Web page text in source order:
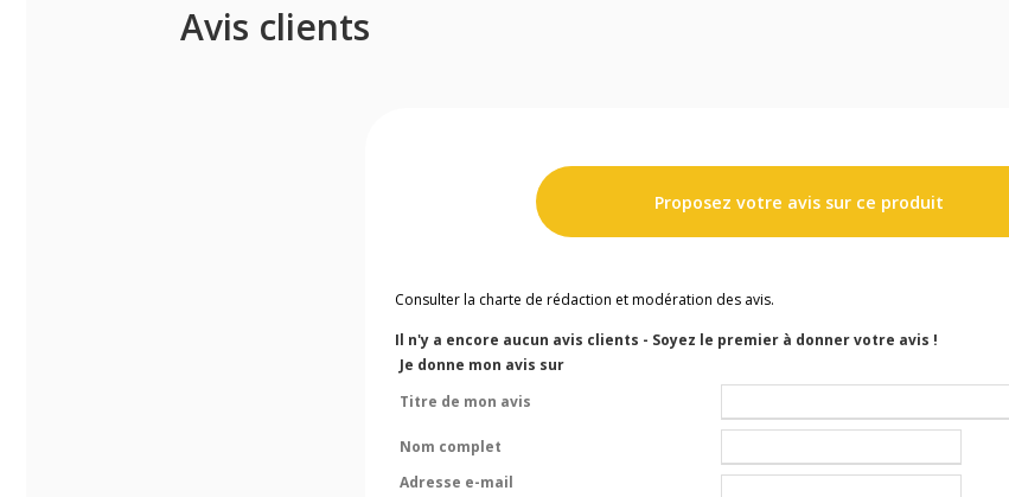
Avis clients
Proposez votre avis sur ce produit
Consulter la charte de rédaction et modération des avis.
Il n'y a encore aucun avis clients - Soyez le premier à donner votre avis !
Je donne mon avis sur
Titre de mon avis
Nom complet
Adresse e-mail